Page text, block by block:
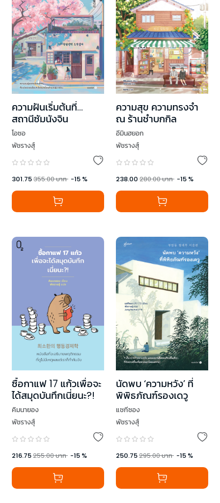
ความฝันเริ่มต้นที่…
สถานีซัมนังจิน
โอซอ
พัชรางสุ์
301.75355.00บาท -15 %
ความสุข ความทรงจำ
ณ ร้านชำบกกิล
อีมินฮยอก
พัชรางสุ์
238.00 280.00บาท -15 %
ซื้อกาแฟ 17 แก้วเพื่อจะ
ได้สมุดบันทึกเนี่ยนะ?!
คิมนายอง
พัชรางสุ์
216.75255.00บาท -15 %
นัดพบ ‘ความหวัง’ ที่
พิพิธภัณฑ์รองเดวู
แชกีซอง
พัชรางสุ์
250.75295.00บาท -15 %